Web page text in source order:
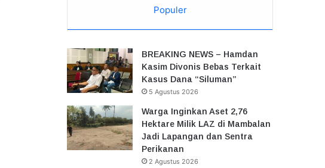
Populer
BREAKING NEWS – Hamdan
Kasim Divonis Bebas Terkait
Kasus Dana “Siluman”
5 Agustus 2026
Warga Inginkan Aset 2,76
Hektare Milik LAZ di Mambalan
Jadi Lapangan dan Sentra
Perikanan
2 Agustus 2026